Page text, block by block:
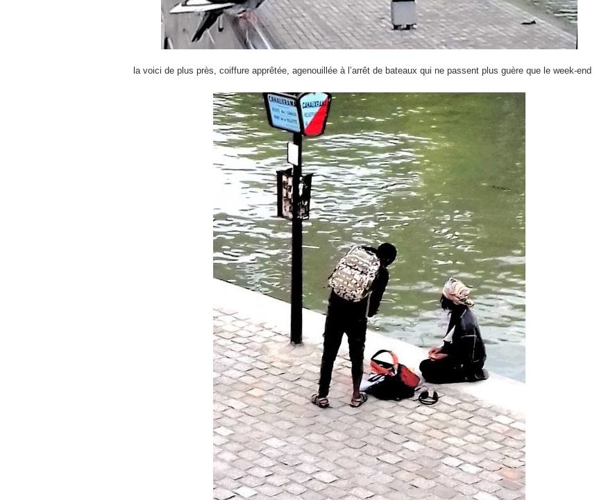
la voici de plus près, coiffure apprêtée, agenouillée à l’arrêt de bateaux qui ne passent plus guère que le week-end